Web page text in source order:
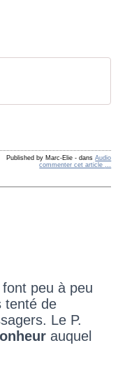
Published by Marc-Elie - dansAudio
commenter cet article
peu à peu
tenté de
Le P.
auquel